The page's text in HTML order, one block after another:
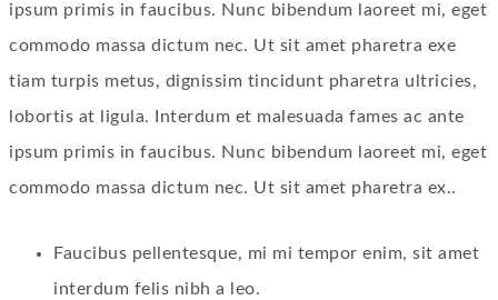
ipsum primis in faucibus. Nunc bibendum laoreet mi, eget
commodo massa dictum nec. Ut sit amet pharetra exe
tiam turpis metus, dignissim tincidunt pharetra ultricies,
lobortis at ligula. Interdum et malesuada fames ac ante
ipsum primis in faucibus. Nunc bibendum laoreet mi, eget
commodo massa dictum nec. Ut sit amet pharetra ex..
Faucibus pellentesque, mi mi tempor enim, sit amet
interdum felis nibh a leo.